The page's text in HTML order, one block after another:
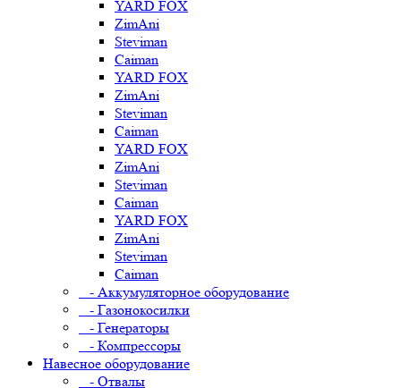
YARD FOX
ZimAni
Steviman
Caiman
YARD FOX
ZimAni
Steviman
Caiman
YARD FOX
ZimAni
Steviman
Caiman
YARD FOX
ZimAni
Steviman
Caiman
- Аккумуляторное оборудование
- Газонокосилки
- Генераторы
- Компрессоры
Навесное оборудование
- Отвалы